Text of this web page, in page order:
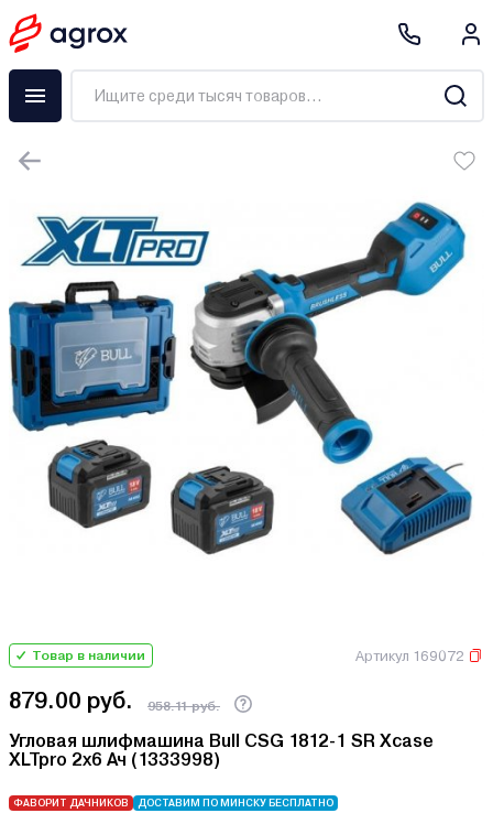
Товар в наличии Артикул 169072
879.00 руб. 958.11 руб.
Угловая шлифмашина Bull CSG 1812-1 SR Xcase
XLTpro 2x6 Ач (1333998)
ФАВОРИТ ДАЧНИКОВ ДОСТАВИМ ПО МИНСКУ БЕСПЛАТНО